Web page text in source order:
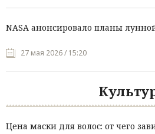
NASA анонсировало планы
27 мая 2026 / 15:20
Цена маски для волос: от чего